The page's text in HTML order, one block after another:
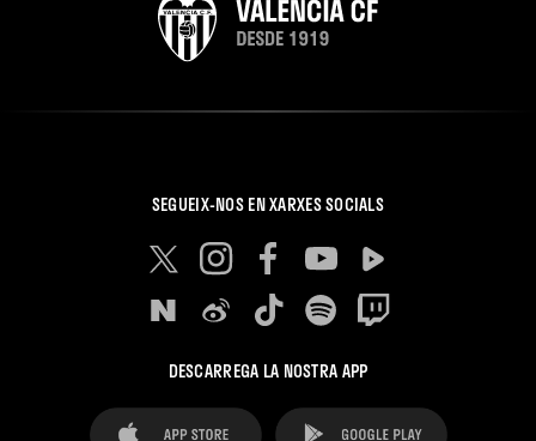
SEGUEIX-NOS EN XARXES SOCIALS
DESCARREGA LA NOSTRA APP